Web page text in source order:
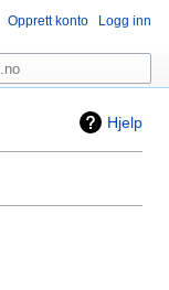
Hjelp
Opprett konto Logg inn